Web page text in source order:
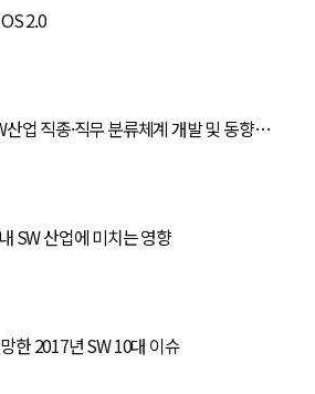
2.0
업 직종·직무 분류체계 개발 및 동향
SW 산업에 미치는 영향
한 2017년 SW 10대 이슈